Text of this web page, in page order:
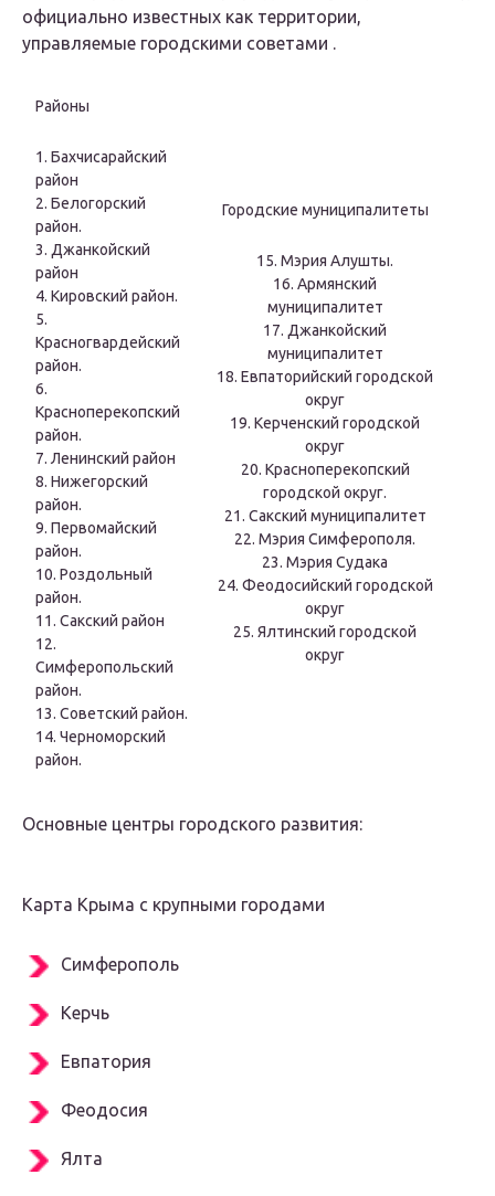
официально известных как территории,
управляемые городскими советами .
Районы
1. Бахчисарайский
район
2. Белогорский
район.
3. Джанкойский
район
4. Кировский район.
5.
Красногвардейский
район.
6.
Красноперекопский
район.
7. Ленинский район
8. Нижегорский
район.
9. Первомайский
район.
10. Роздольный
район.
11. Сакский район
12.
Симферопольский
район.
13. Советский район.
14. Черноморский
район.
Городские муниципалитеты
15. Мэрия Алушты.
16. Армянский
муниципалитет
17. Джанкойский
муниципалитет
18. Евпаторийский городской
округ
19. Керченский городской
округ
20. Красноперекопский
городской округ.
21. Сакский муниципалитет
22. Мэрия Симферополя.
23. Мэрия Судака
24. Феодосийский городской
округ
25. Ялтинский городской
округ
Основные центры городского развития:
Карта Крыма с крупными городами
Симферополь
Керчь
Евпатория
Феодосия
Ялта